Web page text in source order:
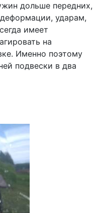
дольше передних,
ударам,
имеет
на
Именно поэтому
подвески в два